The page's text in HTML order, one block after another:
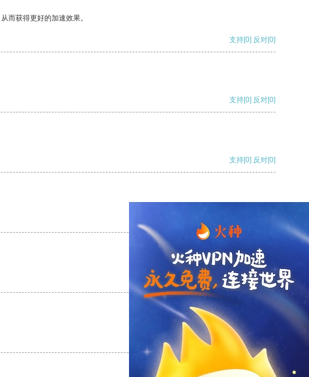
而获得更好的加速效果。
支持[0] 反对[0]
支持[0] 反对[0]
支持[0] 反对[0]
支持 [0] 反对[0]
支持[0] 反对